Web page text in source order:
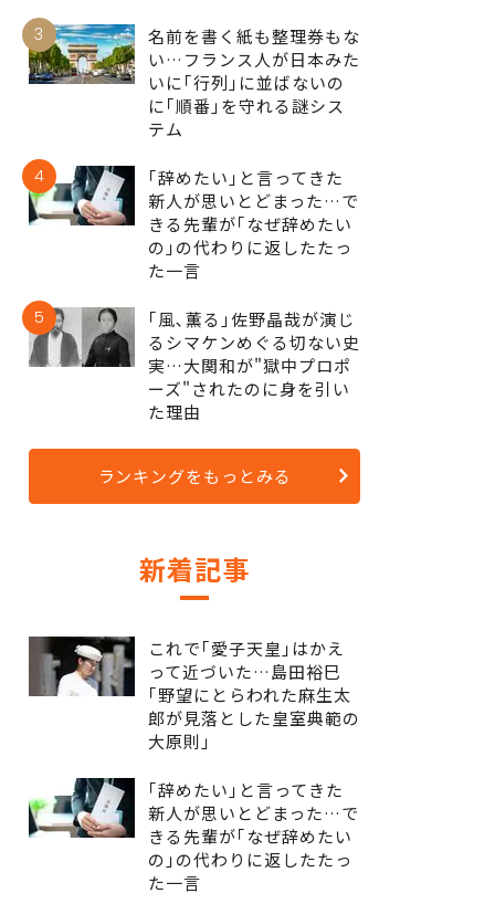
3
名前を書く紙も整理券もな
い…フランス人が日本みた
いに｢行列｣に並ばないの
に｢順番｣を守れる謎シス
テム
4
｢辞めたい｣と言ってきた
新人が思いとどまった…で
きる先輩が｢なぜ辞めたい
の｣の代わりに返したたっ
た一言
5
｢風､薫る｣佐野晶哉が演じ
るシマケンめぐる切ない史
実…大関和が"獄中プロポ
ーズ"されたのに身を引い
た理由
ランキングをもっとみる
新着記事
これで｢愛子天皇｣はかえ
って近づいた…島田裕巳
｢野望にとらわれた麻生太
郎が見落とした皇室典範の
大原則｣
｢辞めたい｣と言ってきた
新人が思いとどまった…で
きる先輩が｢なぜ辞めたい
の｣の代わりに返したたっ
た一言